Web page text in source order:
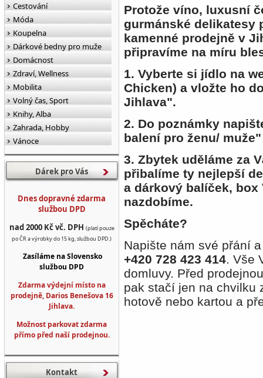
Protože víno, luxusní
gurmánské delikatesy
kamenné prodejně v
připravíme na míru
1. Vyberte si jídlo na
Chicken) a vložte ho
Jihlava".
2. Do poznámky
balení pro ženu/
3. Zbytek uděláme za
přibalíme ty nejlepší
a dárkový balíček, box
nazdobíme.
Spěcháte?
Napište nám své přání
+420 728 423 414. Vše
domluvy. Před
pak stačí jen na chvilku
hotově nebo kartou a
Cestování
Móda
Koupelna
Dárkové bedny pro muže
Domácnost
Zdraví, Wellness
Mobilita
Volný čas, Sport
Knihy, Alba
Zahrada, Hobby
Vánoce
Dárek pro Vás
Dnes dopravné zdarma
službou DPD
nad 2000 Kč vč. DPH (platí pouze
po ČR a výrobky do 15 kg, službou DPD.)
Zasíláme na Slovensko
službou DPD
Zdarma výdejní místo na
prodejně, Darios Benešova 16
Jihlava.
Možnost parkovat zdarma
přímo před naší prodejnou.
Kontakt